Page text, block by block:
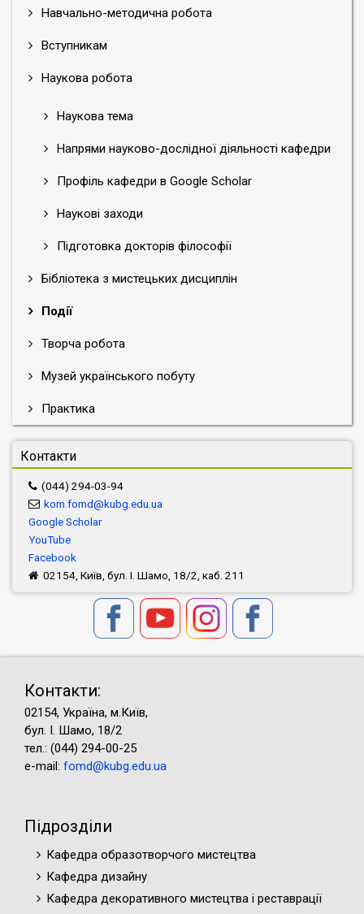
Навчально-методична робота
Вступникам
Наукова робота
Наукова тема
Напрями науково-дослідної діяльності кафедри
Профіль кафедри в Google Scholar
Наукові заходи
Підготовка докторів філософії
Бібліотека з мистецьких дисциплін
Події
Творча робота
Музей українського побуту
Практика
Контакти
(044) 294-03-94
kom.fomd@kubg.edu.ua
Google Scholar
YouTube
Facebook
02154, Київ, бул. І. Шамо, 18/2, каб. 211
Контакти:
02154, Україна, м.Київ,
бул. І. Шамо, 18/2
тел.: (044) 294-00-25
e-mail: fomd@kubg.edu.ua
Підрозділи
Кафедра образотворчого мистецтва
Кафедра дизайну
Кафедра декоративного мистецтва і реставрації